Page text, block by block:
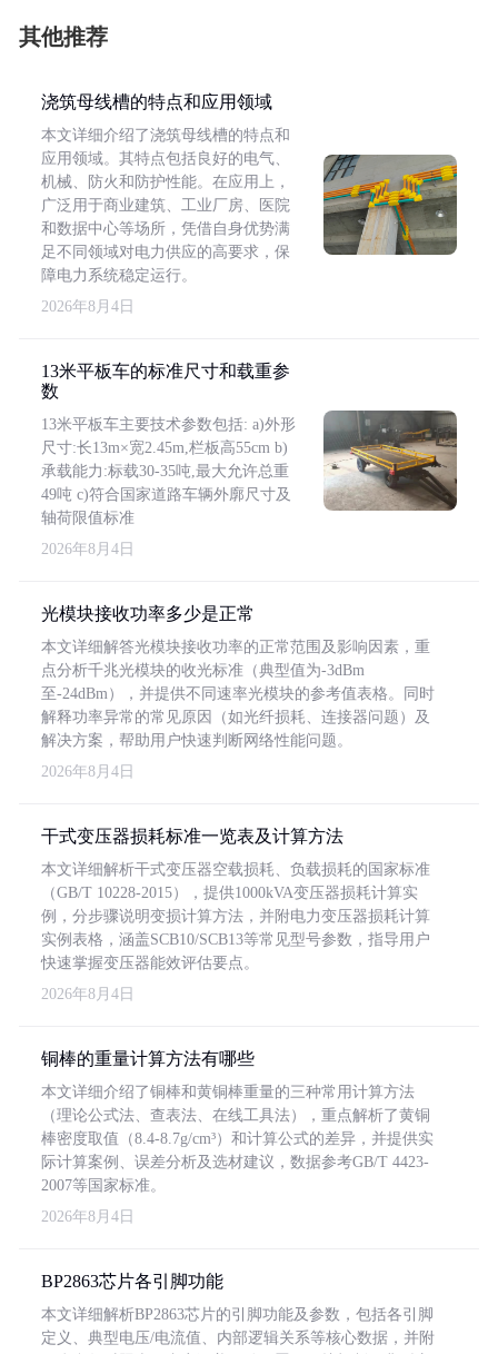
其他推荐
浇筑母线槽的特点和应用领域
本文详细介绍了浇筑母线槽的特点和
应用领域。其特点包括良好的电气、
机械、防火和防护性能。在应用上，
广泛用于商业建筑、工业厂房、医院
和数据中心等场所，凭借自身优势满
足不同领域对电力供应的高要求，保
障电力系统稳定运行。
2026年8月4日
13米平板车的标准尺寸和载重参
数
13米平板车主要技术参数包括: a)外形
尺寸:长13m×宽2.45m,栏板高55cm b)
承载能力:标载30-35吨,最大允许总重
49吨 c)符合国家道路车辆外廓尺寸及
轴荷限值标准
2026年8月4日
光模块接收功率多少是正常
本文详细解答光模块接收功率的正常范围及影响因素，重
点分析千兆光模块的收光标准（典型值为-3dBm
至-24dBm），并提供不同速率光模块的参考值表格。同时
解释功率异常的常见原因（如光纤损耗、连接器问题）及
解决方案，帮助用户快速判断网络性能问题。
2026年8月4日
干式变压器损耗标准一览表及计算方法
本文详细解析干式变压器空载损耗、负载损耗的国家标准
（GB/T 10228-2015），提供1000kVA变压器损耗计算实
例，分步骤说明变损计算方法，并附电力变压器损耗计算
实例表格，涵盖SCB10/SCB13等常见型号参数，指导用户
快速掌握变压器能效评估要点。
2026年8月4日
铜棒的重量计算方法有哪些
本文详细介绍了铜棒和黄铜棒重量的三种常用计算方法
（理论公式法、查表法、在线工具法），重点解析了黄铜
棒密度取值（8.4-8.7g/cm³）和计算公式的差异，并提供实
际计算案例、误差分析及选材建议，数据参考GB/T 4423-
2007等国家标准。
2026年8月4日
BP2863芯片各引脚功能
本文详细解析BP2863芯片的引脚功能及参数，包括各引脚
定义、典型电压/电流值、内部逻辑关系等核心数据，并附